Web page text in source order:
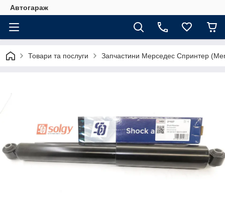
Автогараж
Товари та послуги Запчастини Мерседес Спринтер